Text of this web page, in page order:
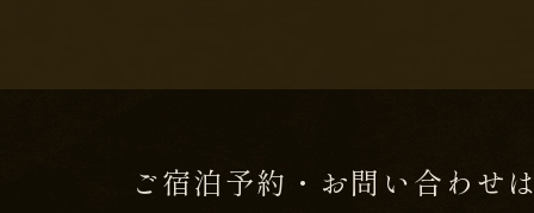
ご宿泊予約・お問い合わせ